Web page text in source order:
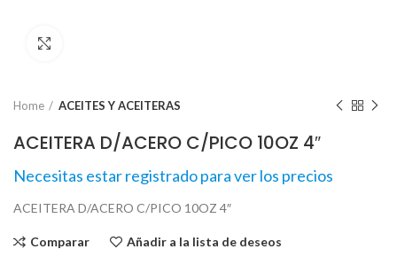
Home ACEITES Y ACEITERAS
ACEITERA D/ACERO C/PICO 10OZ 4″
Necesitas estar registrado para ver los precios
ACEITERA D/ACERO C/PICO 10OZ 4″
Comparar Añadir a la lista de deseos